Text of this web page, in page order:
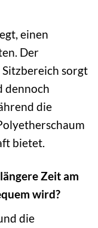
einen
Der
sorgt
dennoch
die
bietet.
Zeit am
wird?
die